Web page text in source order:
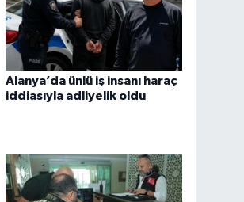
Alanya’da ünlü iş insanı haraç
iddiasıyla adliyelik oldu